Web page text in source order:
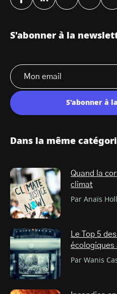
S'abonner à la
S'abonner à
Dans la même
Quand la
climat
Par Anaïs
Le Top 5
écologiques
Par Wanis